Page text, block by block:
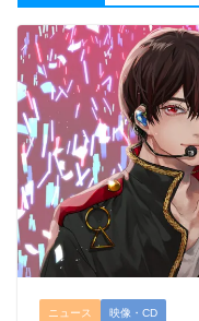
ニュース 映像・CD